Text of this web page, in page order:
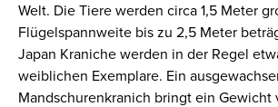
Welt. Die Tiere werden circa 1,5 Meter
Flügelspannweite bis zu 2,5 Meter
Japan Kraniche werden in der Regel
weiblichen Exemplare. Ein
Mandschurenkranich bringt ein Gewicht